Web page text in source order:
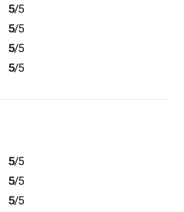
5/5
5/5
5/5
5/5
5/5
5/5
5/5